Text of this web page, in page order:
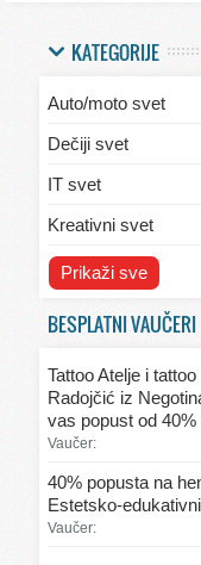
KATEGORIJE
Auto/moto svet
Dečiji svet
IT svet
Kreativni svet
Svet ekologije
Svet kulinarstva
Svet lepote
Svet mode
Prikaži sve
BESPLATNI VAUČERI
Tattoo Atelje i
Radojčić iz
vas popust od 40%
Vaučer:
40% popusta na
Estetsko-
Vaučer: